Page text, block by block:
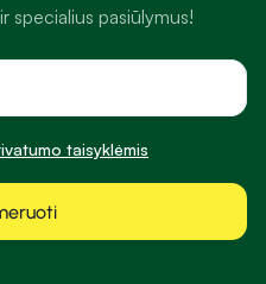
specialius pasiūlymus!
taisyklėmis